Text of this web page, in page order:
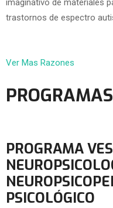
imaginativo de materiales
trastornos de espectro
Ver Mas Razones
PROGRAMAS
PROGRAMA
PSICOLÓGICO